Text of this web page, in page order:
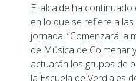
El alcalde ha
en lo que se refiere a
jornada. “Comenzará la
de Música de Colmenar
actuarán los grupos de
la Escuela de Verdiales